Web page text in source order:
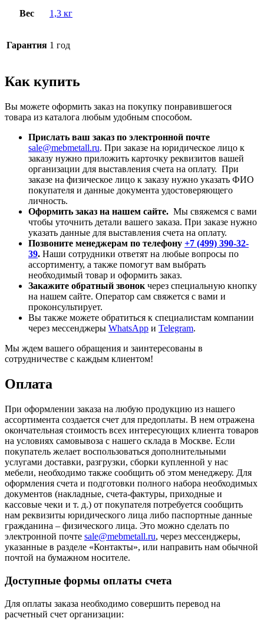
Вес 1,3 кг
Гарантия 1 год
Как купить
Вы можете оформить заказ на покупку понравившегося
товара из каталога любым удобным способом.
Прислать ваш заказ по электронной почте
sale@mebmetall.ru. При заказе на юридическое лицо к
заказу нужно приложить карточку реквизитов вашей
организации для выставления счета на оплату. При
заказе на физическое лицо к заказу нужно указать ФИО
покупателя и данные документа удостоверяющего
личность.
Оформить заказ на нашем сайте. Мы свяжемся с вами
чтобы уточнить детали вашего заказа. При заказе нужно
указать данные для выставления счета на оплату.
Позвоните менеджерам по телефону +7 (499) 390-32-
39. Наши сотрудники ответят на любые вопросы по
ассортименту, а также помогут вам выбрать
необходимый товар и оформить заказ.
Закажите обратный звонок через специальную кнопку
на нашем сайте. Оператор сам свяжется с вами и
проконсультирует.
Вы также можете обратиться к специалистам компании
через мессенджеры WhatsApp и Telegram.
Мы ждем вашего обращения и заинтересованы в
сотрудничестве с каждым клиентом!
Оплата
При оформлении заказа на любую продукцию из нашего
ассортимента создается счет для предоплаты. В нем отражена
окончательная стоимость всех интересующих клиента товаров
на условиях самовывоза с нашего склада в Москве. Если
покупатель желает воспользоваться дополнительными
услугами доставки, разгрузки, сборки купленной у нас
мебели, необходимо также сообщить об этом менеджеру. Для
оформления счета и подготовки полного набора необходимых
документов (накладные, счета-фактуры, приходные и
кассовые чеки и т. д.) от покупателя потребуется сообщить
нам реквизиты юридического лица либо паспортные данные
гражданина – физического лица. Это можно сделать по
электронной почте sale@mebmetall.ru, через мессенджеры,
указанные в разделе «Контакты», или направить нам обычной
почтой на бумажном носителе.
Доступные формы оплаты счета
Для оплаты заказа необходимо совершить перевод на
расчетный счет организации: